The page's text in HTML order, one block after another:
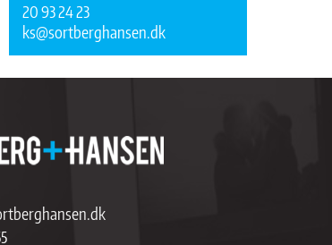
20 93 24 23
ks@sortberghansen.dk